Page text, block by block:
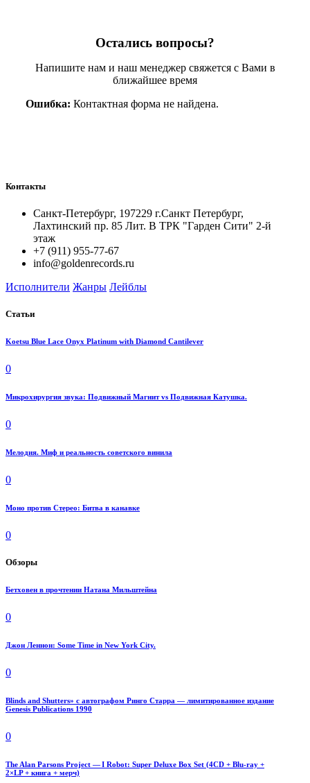
Остались вопросы?
Напишите нам и наш менеджер свяжется с Вами в
ближайшее время
Ошибка: Контактная форма не найдена.
Контакты
Санкт-Петербург, 197229 г.Санкт Петербург,
Лахтинский пр. 85 Лит. B ТРК "Гарден Сити" 2-й
этаж
+7 (911) 955-77-67
info@goldenrecords.ru
Исполнители Жанры Лейблы
Статьи
Koetsu Blue Lace Onyx Platinum with Diamond Cantilever
0
Микрохирургия звука: Подвижный Магнит vs Подвижная Катушка.
0
Мелодия. Миф и реальность советского винила
0
Моно против Стерео: Битва в канавке
0
Обзоры
Бетховен в прочтении Натана Мильштейна
0
Джон Леннон: Some Time in New York City.
0
Blinds and Shutters» с автографом Ринго Старра — лимитированное издание
Genesis Publications 1990
0
The Alan Parsons Project — I Robot: Super Deluxe Box Set (4CD + Blu-ray +
2×LP + книга + мерч)